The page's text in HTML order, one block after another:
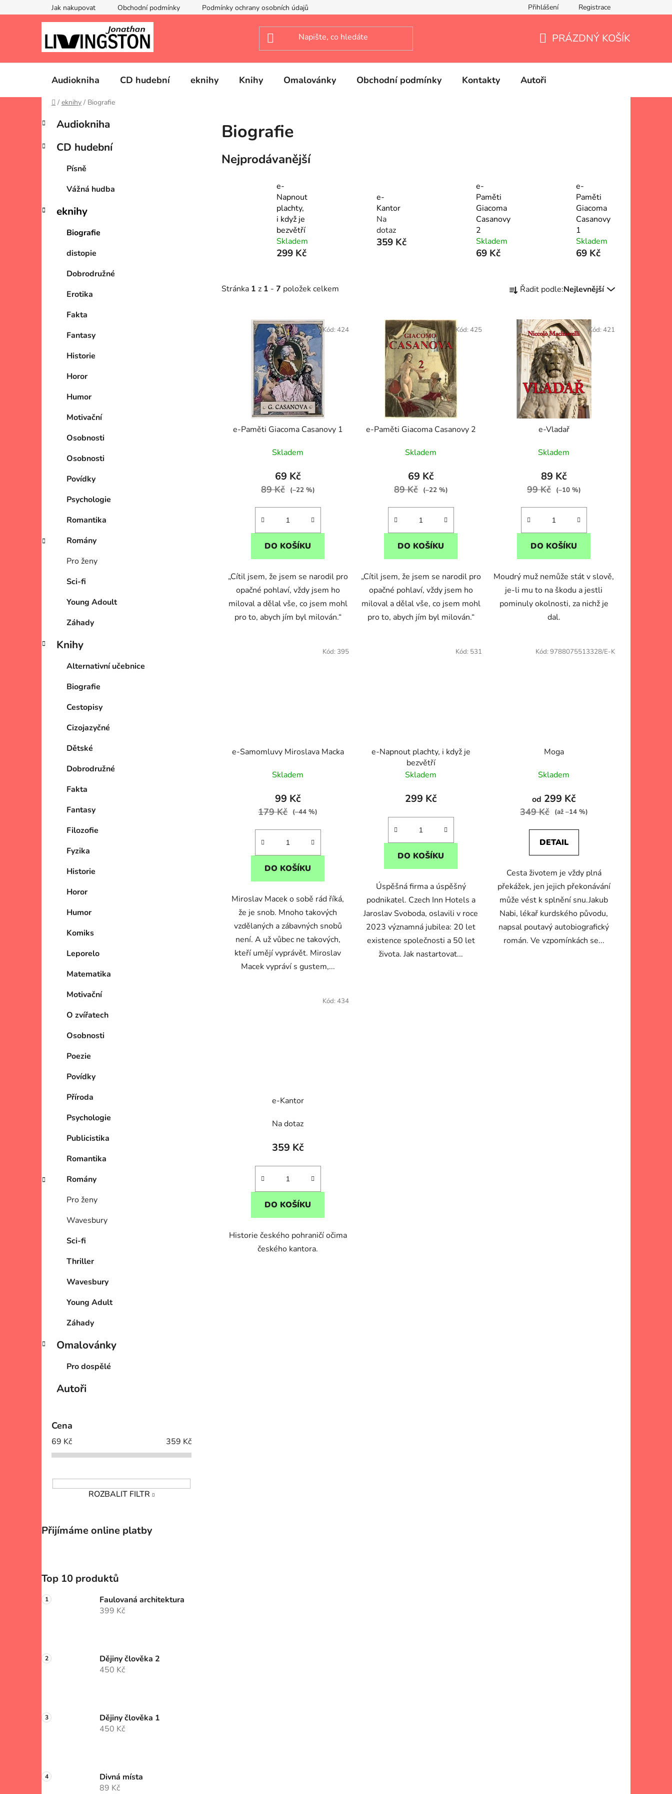
na
Jak nakupovat Obchodní podmínky Podmínky ochrany osobních údajů Přihlášení Registrace
KOŠÍK
PRÁZDNÝ KOŠÍK
Audiokniha CD hudební eknihy Knihy Omalovánky Obchodní podmínky Kontakty Autoři
Domů
/ eknihy / Biografie
P
s
n
Přeskočit
kategorie
K
a
e
e
Audiokniha
CD hudební
Písně
Vážná hudba
eknihy
Biografie
distopie
Dobrodružné
Erotika
Fakta
Fantasy
Historie
Horor
Humor
Motivační
Osobnosti
Osobnosti
Povídky
Psychologie
Romantika
Romány
Pro ženy
Sci-fi
Young Adoult
Záhady
Knihy
Alternativní učebnice
Biografie
Cestopisy
Cizojazyčné
Dětské
Dobrodružné
Fakta
Fantasy
Filozofie
Fyzika
Historie
Horor
Humor
Komiks
Leporelo
Matematika
Motivační
O zvířatech
Osobnosti
Poezie
Povídky
Příroda
Psychologie
Publicistika
Romantika
Romány
Pro ženy
Wavesbury
Sci-fi
Thriller
Wavesbury
Young Adult
Záhady
Omalovánky
Pro dospělé
Autoři
Cena
69 Kč 359 Kč
ROZBALIT FILTR
Přijímáme online platby
Top 10 produktů
Faulovaná architektura
399 Kč
Dějiny člověka 2
450 Kč
Dějiny člověka 1
450 Kč
Divná místa
89 Kč
Biografie
Nejprodávanější
e-
Napnout
plachty,
i když je
bezvětří
Skladem
299 Kč
e-
Kantor
Na
dotaz
359 Kč
e-
Paměti
Giacoma
Casanovy
2
Skladem
69 Kč
e-
Paměti
Giacoma
Casanovy
1
Skladem
69 Kč
Stránka 1 z 1 - 7 položek celkem
a Řadit podle:Nejlevnější
e-Paměti Giacoma Casanovy 1
Skladem
69 Kč
89 Kč (–22 %)
DO KOŠÍKU
„Cítil jsem, že jsem se narodil pro
opačné pohlaví, vždy jsem ho
miloval a dělal vše, co jsem mohl
pro to, abych jím byl milován.“
Kód: 424
e-Paměti Giacoma Casanovy 2
Skladem
69 Kč
89 Kč (–22 %)
DO KOŠÍKU
„Cítil jsem, že jsem se narodil pro
opačné pohlaví, vždy jsem ho
miloval a dělal vše, co jsem mohl
pro to, abych jím byl milován.“
Kód: 425
e-Vladař
Skladem
89 Kč
99 Kč (–10 %)
DO KOŠÍKU
Moudrý muž nemůže stát v slově,
je-li mu to na škodu a jestli
pominuly okolnosti, za nichž je
dal.
Kód: 421
e-Samomluvy Miroslava Macka
Skladem
99 Kč
179 Kč (–44 %)
DO KOŠÍKU
Miroslav Macek o sobě rád říká,
že je snob. Mnoho takových
vzdělaných a zábavných snobů
není. A už vůbec ne takových,
kteří umějí vyprávět. Miroslav
Macek vypráví s gustem,...
Kód: 395
e-Napnout plachty, i když je
bezvětří
Skladem
299 Kč
DO KOŠÍKU
Úspěšná firma a úspěšný
podnikatel. Czech Inn Hotels a
Jaroslav Svoboda, oslavili v roce
2023 významná jubilea: 20 let
existence společnosti a 50 let
života. Jak nastartovat...
Kód: 531
Moga
Skladem
od 299 Kč
349 Kč (až –14 %)
DETAIL
Cesta životem je vždy plná
překážek, jen jejich překonávání
může vést k splnění snu.Jakub
Nabi, lékař kurdského původu,
napsal poutavý autobiografický
román. Ve vzpomínkách se...
Kód: 9788075513328/E-K
e-Kantor
Na dotaz
359 Kč
DO KOŠÍKU
Historie českého pohraničí očima
českého kantora.
Kód: 434